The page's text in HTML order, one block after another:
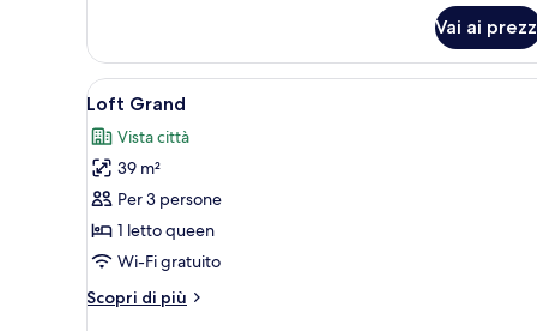
Deluxe
Vai ai
Apri
tutte
le
foto
per
Loft
Grand
Una cucina moderna con
5
Loft Grand
Vista città
39 m²
Per 3 persone
1 letto queen
Wi-Fi gratuito
Scopri di più
Altri